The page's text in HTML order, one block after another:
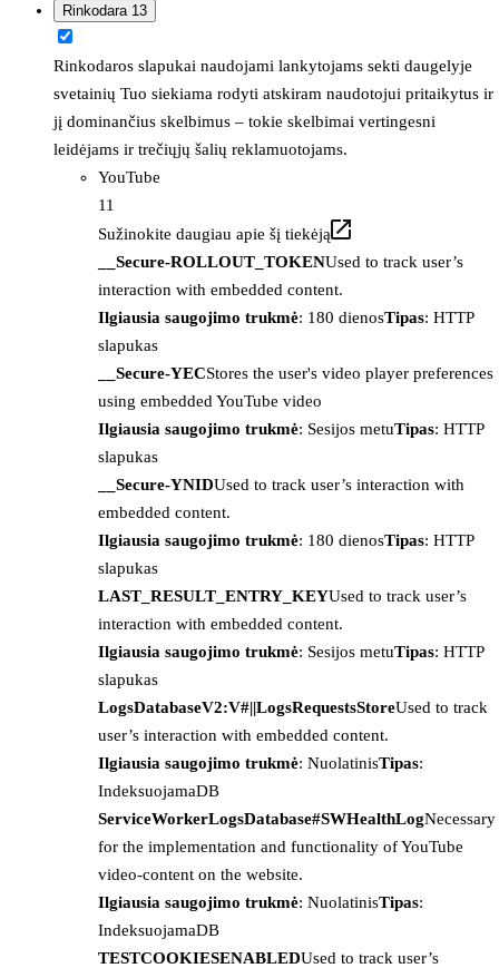
Rinkodara 13
Rinkodaros slapukai naudojami lankytojams sekti daugelyje
svetainių Tuo siekiama rodyti atskiram naudotojui pritaikytus ir
jį dominančius skelbimus – tokie skelbimai vertingesni
leidėjams ir trečiųjų šalių reklamuotojams.
YouTube
11
Sužinokite daugiau apie šį tiekėją
__Secure-ROLLOUT_TOKENUsed to track user’s
interaction with embedded content.
Ilgiausia saugojimo trukmė: 180 dienosTipas: HTTP
slapukas
__Secure-YECStores the user's video player preferences
using embedded YouTube video
Ilgiausia saugojimo trukmė: Sesijos metuTipas: HTTP
slapukas
__Secure-YNIDUsed to track user’s interaction with
embedded content.
Ilgiausia saugojimo trukmė: 180 dienosTipas: HTTP
slapukas
LAST_RESULT_ENTRY_KEYUsed to track user’s
interaction with embedded content.
Ilgiausia saugojimo trukmė: Sesijos metuTipas: HTTP
slapukas
LogsDatabaseV2:V#||LogsRequestsStoreUsed to track
user’s interaction with embedded content.
Ilgiausia saugojimo trukmė: NuolatinisTipas:
IndeksuojamaDB
ServiceWorkerLogsDatabase#SWHealthLogNecessary
for the implementation and functionality of YouTube
video-content on the website.
Ilgiausia saugojimo trukmė: NuolatinisTipas:
IndeksuojamaDB
TESTCOOKIESENABLEDUsed to track user’s